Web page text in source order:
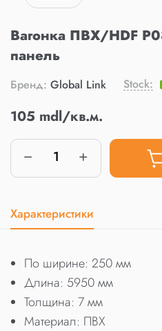
Вагонка ПВХ/HDF
панель
Бренд: Global Link Stock:
105 mdl/кв.м.
Характеристики
По ширине: 250 мм
Длина: 5950 мм
Толщина: 7 мм
Материал: ПВХ